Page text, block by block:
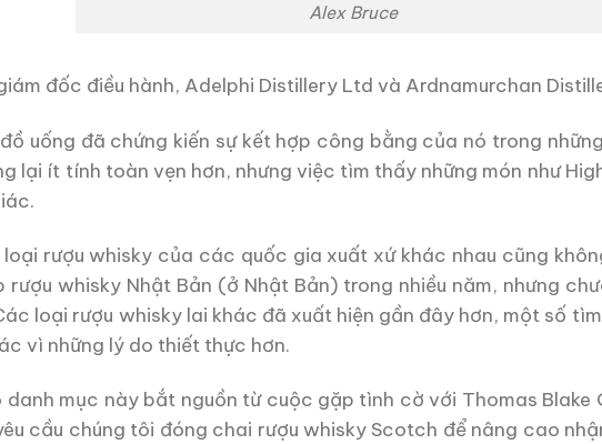
Alex Bruce
đốc điều hành, Adelphi Distillery Ltd và Ardnamurchan
uống đã chứng kiến ​​sự kết hợp công bằng của nó trong
lại ít tính toàn vẹn hơn, nhưng việc tìm thấy những món như
rượu whisky của các quốc gia xuất xứ khác nhau cũng
rượu whisky Nhật Bản (ở Nhật Bản) trong nhiều năm, nhưng
loại rượu whisky lai khác đã xuất hiện gần đây hơn, một số
vì những lý do thiết thực hơn.
mục này bắt nguồn từ cuộc gặp tình cờ với Thomas Blake
cầu chúng tôi đóng chai rượu whisky Scotch để nâng cao